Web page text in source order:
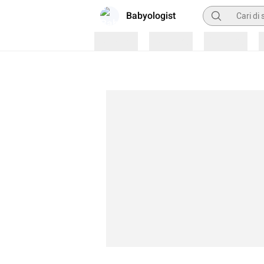
Babyologist Pencarian